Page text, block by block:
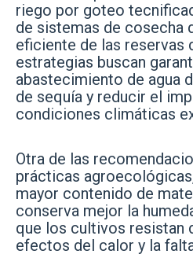
riego por goteo
de sistemas de cosecha
eficiente de las reservas
estrategias buscan
abastecimiento de agua
de sequía y reducir el
condiciones climáticas
Otra de las
prácticas
mayor contenido de
conserva mejor la
que los cultivos resistan
efectos del calor y la